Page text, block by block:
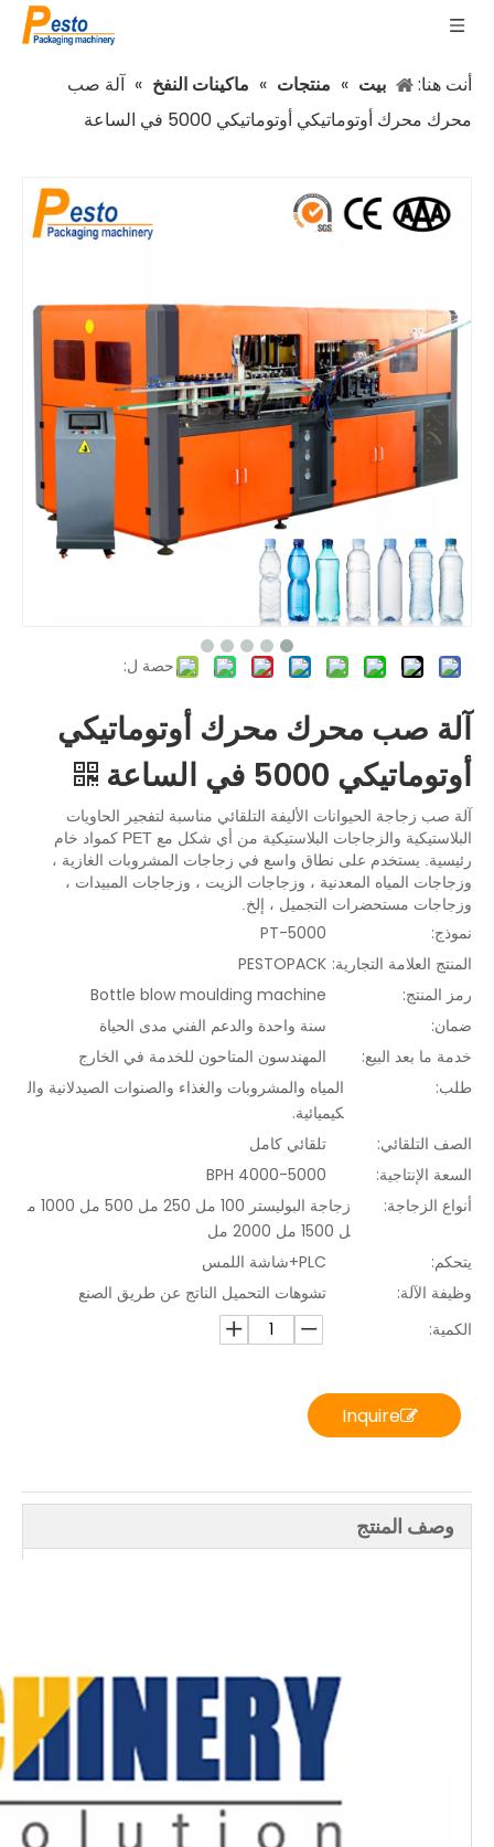
أنت هنا: بيت » منتجات » ماكينات النفخ » آلة صب
محرك محرك أوتوماتيكي أوتوماتيكي 5000 في الساعة
حصة ل:
آلة صب محرك محرك أوتوماتيكي
أوتوماتيكي 5000 في الساعة
آلة صب زجاجة الحيوانات الأليفة التلقائي مناسبة لتفجير الحاويات
البلاستيكية والزجاجات البلاستيكية من أي شكل مع PET كمواد خام
رئيسية. يستخدم على نطاق واسع في زجاجات المشروبات الغازية ،
وزجاجات المياه المعدنية ، وزجاجات الزيت ، وزجاجات المبيدات ،
وزجاجات مستحضرات التجميل ، إلخ.
نموذج:
PT-5000
المنتج العلامة التجارية: PESTOPACK
رمز المنتج:
Bottle blow moulding machine
ضمان:
سنة واحدة والدعم الفني مدى الحياة
خدمة ما بعد البيع:
المهندسون المتاحون للخدمة في الخارج
طلب:
المياه والمشروبات والغذاء والصنوات الصيدلانية وال
كيميائية.
الصف التلقائي:
تلقائي كامل
السعة الإنتاجية:
4000-5000 BPH
أنواع الزجاجة:
زجاجة البوليستر 100 مل 250 مل 500 مل 1000 م
ل 1500 مل 2000 مل
يتحكم:
PLC+شاشة اللمس
وظيفة الآلة:
تشوهات التحميل الناتج عن طريق الصنع
الكمية:
Inquire
وصف المنتج